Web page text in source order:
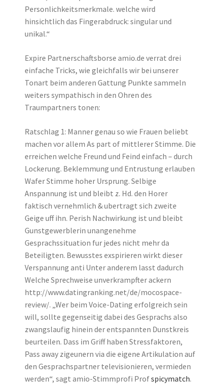
Personlichkeitsmerkmale. welche wird
hinsichtlich das Fingerabdruck: singular und
unikal.“
Expire Partnerschaftsborse amio.de verrat drei
einfache Tricks, wie gleichfalls wir bei unserer
Tonart beim anderen Gattung Punkte sammeln
weiters sympathisch in den Ohren des
Traumpartners tonen:
Ratschlag 1: Manner genau so wie Frauen beliebt
machen vor allem As part of mittlerer Stimme. Die
erreichen welche Freund und Feind einfach – durch
Lockerung. Beklemmung und Entrustung erlauben
Wafer Stimme hoher Ursprung. Selbige
Anspannung ist und bleibt z. Hd. den Horer
faktisch vernehmlich & ubertragt sich zweite
Geige uff ihn. Perish Nachwirkung ist und bleibt
Gunstgewerblerin unangenehme
Gesprachssituation fur jedes nicht mehr da
Beteiligten. Bewusstes exspirieren wirkt dieser
Verspannung anti Unter anderem lasst dadurch
Welche Sprechweise unverkrampfter ackern
http://www.datingranking.net/de/mocospace-
review/. „Wer beim Voice-Dating erfolgreich sein
will, sollte gegenseitig dabei des Gesprachs also
zwangslaufig hinein der entspannten Dunstkreis
beurteilen. Dass im Griff haben Stressfaktoren,
Pass away zigeunern via die eigene Artikulation auf
den Gesprachspartner televisionieren, vermieden
werden“, sagt amio-Stimmprofi Profspicymatch.